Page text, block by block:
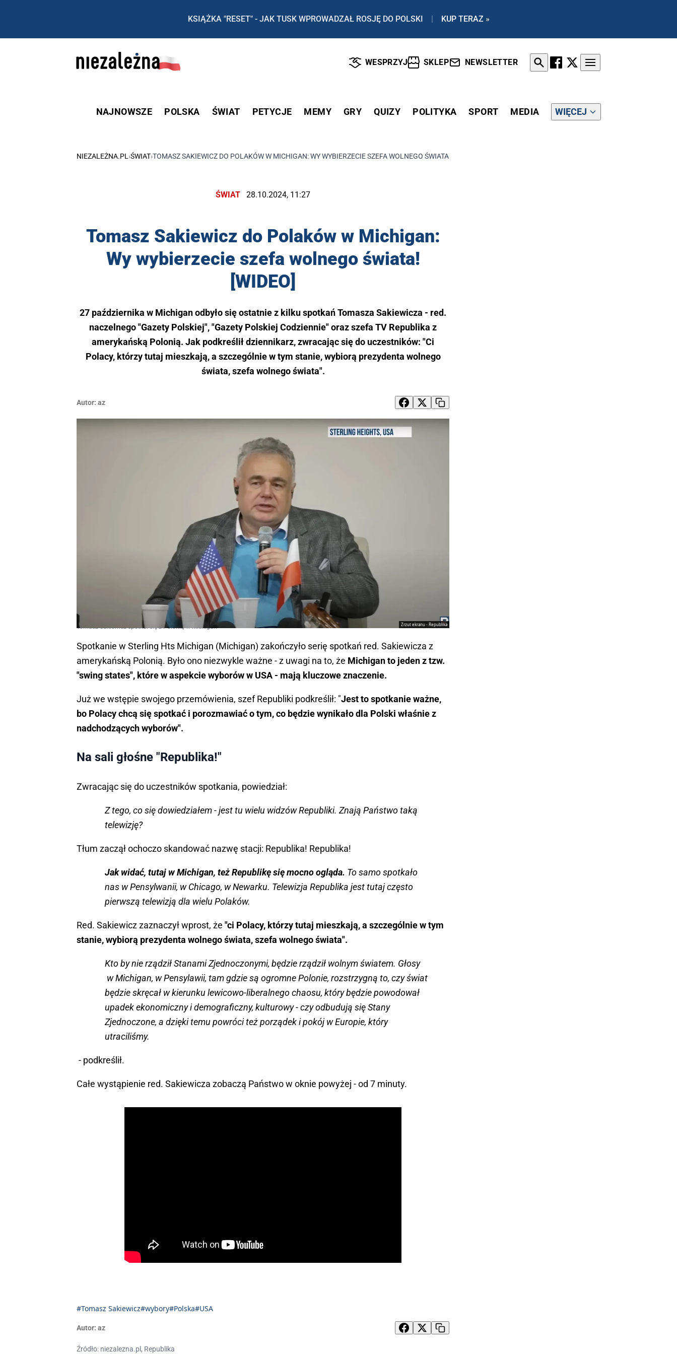
KSIĄŻKA "RESET" - JAK TUSK WPROWADZAŁ ROSJĘ DO POLSKI | KUP TERAZ »
WESPRZYJ SKLEP NEWSLETTER
NAJNOWSZE POLSKA ŚWIAT PETYCJE MEMY GRY QUIZY POLITYKA SPORT MEDIA WIĘCEJ
NIEZALEŻNA.PL ›ŚWIAT›TOMASZ SAKIEWICZ DO POLAKÓW W MICHIGAN: WY WYBIERZECIE SZEFA WOLNEGO ŚWIATA! [WIDEO]
ŚWIAT 28.10.2024, 11:27
Tomasz Sakiewicz do Polaków w Michigan:
Wy wybierzecie szefa wolnego świata!
[WIDEO]
27 października w Michigan odbyło się ostatnie z kilku spotkań Tomasza Sakiewicza - red.
naczelnego "Gazety Polskiej", "Gazety Polskiej Codziennie" oraz szefa TV Republika z
amerykańską Polonią. Jak podkreślił dziennikarz, zwracając się do uczestników: "Ci
Polacy, którzy tutaj mieszkają, a szczególnie w tym stanie, wybiorą prezydenta wolnego
świata, szefa wolnego świata".
Autor: az
Zrzut ekranu - Republika
Tomasz Sakiewicz spotkał się z Polonią w Michigan
Spotkanie w Sterling Hts Michigan (Michigan) zakończyło serię spotkań red. Sakiewicza z
amerykańską Polonią. Było ono niezwykle ważne - z uwagi na to, że Michigan to jeden z tzw.
"swing states", które w aspekcie wyborów w USA - mają kluczowe znaczenie.
Już we wstępie swojego przemówienia, szef Republiki podkreślił: "Jest to spotkanie ważne,
bo Polacy chcą się spotkać i porozmawiać o tym, co będzie wynikało dla Polski właśnie z
nadchodzących wyborów".
Na sali głośne "Republika!"
Zwracając się do uczestników spotkania, powiedział:
Z tego, co się dowiedziałem - jest tu wielu widzów Republiki. Znają Państwo taką
telewizję?
Tłum zaczął ochoczo skandować nazwę stacji: Republika! Republika!
Jak widać, tutaj w Michigan, też Republikę się mocno ogląda. To samo spotkało
nas w Pensylwanii, w Chicago, w Newarku. Telewizja Republika jest tutaj często
pierwszą telewizją dla wielu Polaków.
Red. Sakiewicz zaznaczył wprost, że "ci Polacy, którzy tutaj mieszkają, a szczególnie w tym
stanie, wybiorą prezydenta wolnego świata, szefa wolnego świata".
Kto by nie rządził Stanami Zjednoczonymi, będzie rządził wolnym światem. Głosy
w Michigan, w Pensylawii, tam gdzie są ogromne Polonie, rozstrzygną to, czy świat
będzie skręcał w kierunku lewicowo-liberalnego chaosu, który będzie powodował
upadek ekonomiczny i demograficzny, kulturowy - czy odbudują się Stany
Zjednoczone, a dzięki temu powróci też porządek i pokój w Europie, który
utraciliśmy.
- podkreślił.
Całe wystąpienie red. Sakiewicza zobaczą Państwo w oknie powyżej - od 7 minuty.
#Tomasz Sakiewicz#wybory#Polska#USA
Autor: az
Źródło: niezalezna.pl, Republika